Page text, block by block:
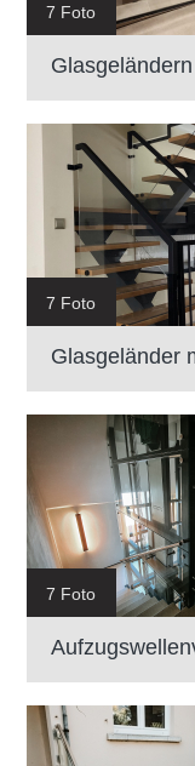
7 Foto
Glasgeländern
7 Foto
Glasgeländer
7 Foto